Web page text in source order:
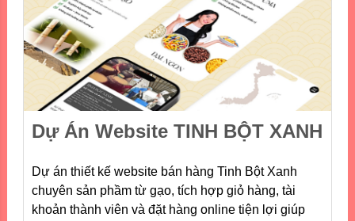
Dự Án Website TINH BỘT XANH
Dự án thiết kế website bán hàng Tinh Bột Xanh
chuyên sản phầm từ gạo, tích hợp giỏ hàng, tài
khoản thành viên và đặt hàng online tiện lợi giúp